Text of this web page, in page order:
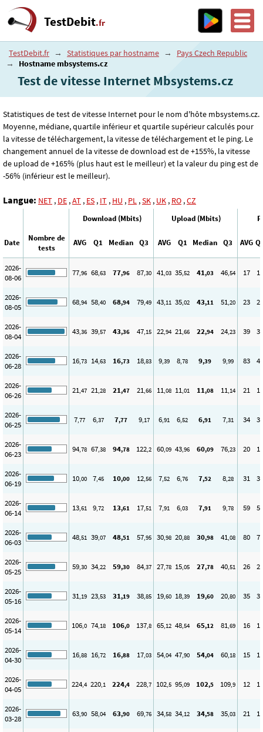
TestDebit.fr
TestDebit.fr → Statistiques par hostname →
Pays Czech Republic
→
Hostname mbsystems.cz
Test de vitesse Internet Mbsystems.cz
Statistiques de test de vitesse Internet pour le nom d'hôte mbsystems.cz.
Moyenne, médiane, quartile inférieur et quartile supérieur calculés pour
la vitesse de téléchargement, la vitesse de téléchargement et le ping. Le
changement annuel de la vitesse de download est de +155%, la vitesse
de upload de +165% (plus haut est le meilleur) et la valeur du ping est de
-56% (inférieur est le meilleur).
Langue: NET , DE ,AT , ES , IT , HU , PL ,SK , UK , RO ,CZ
Download (Mbits) Upload (Mbits)
Date
Nombre de
tests
AVG Q1 Median Q3 AVG Q1 Median Q3 AVG
2026-
08-06
77,96 68,63 77,96 87,30 41,03 35,52 41,03 46,54 17 14
2026-
08-05
68,94 58,40 68,94 79,49 43,11 35,02 43,11 51,20 23 21
2026-
08-04
43,36 39,57 43,36 47,15 22,94 21,66 22,94 24,23 39 36
2026-
06-28
16,73 14,63 16,73 18,83 9,39 8,78 9,39 9,99 83 47
2026-
06-26
21,47 21,28 21,47 21,66 11,08 11,01 11,08 11,14 21 18
2026-
06-25
7,77 6,37 7,77 9,17 6,91 6,52 6,91 7,31 34 33
2026-
06-23
94,78 67,38 94,78 122,2 60,09 43,96 60,09 76,23 20 15
2026-
06-19
10,00 7,45 10,00 12,56 7,52 6,76 7,52 8,28 31 30
2026-
06-14
13,61 9,72 13,61 17,51 7,91 6,03 7,91 9,78 59 53
2026-
06-03
48,51 39,07 48,51 57,95 30,98 20,88 30,98 41,08 80 74
2026-
05-25
59,30 34,22 59,30 84,37 27,78 15,05 27,78 40,51 26 22
2026-
05-16
31,19 23,53 31,19 38,85 19,60 18,39 19,60 20,80 35 32
2026-
05-14
106,0 74,18 106,0 137,8 65,12 48,54 65,12 81,69 16 16
2026-
04-30
16,88 16,72 16,88 17,03 54,04 47,90 54,04 60,18 15 15
2026-
04-05
224,4 220,1 224,4 228,7 102,5 95,09 102,5 109,9 12 12
2026-
03-28
63,90 58,04 63,90 69,76 34,58 34,12 34,58 35,03 21 18